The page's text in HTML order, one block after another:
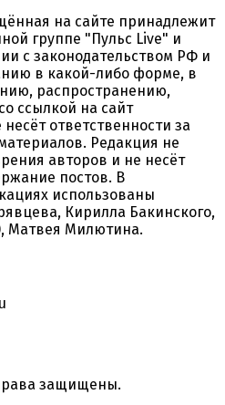
на сайте принадлежит
группе "Пульс Live" и
с законодательством РФ и
в какой-либо форме, в
распространению,
ссылкой на сайт
ответственности за
Редакция не
авторов и не несёт
постов. В
использованы
Кирилла Бакинского,
Матвея Милютина.
защищены.